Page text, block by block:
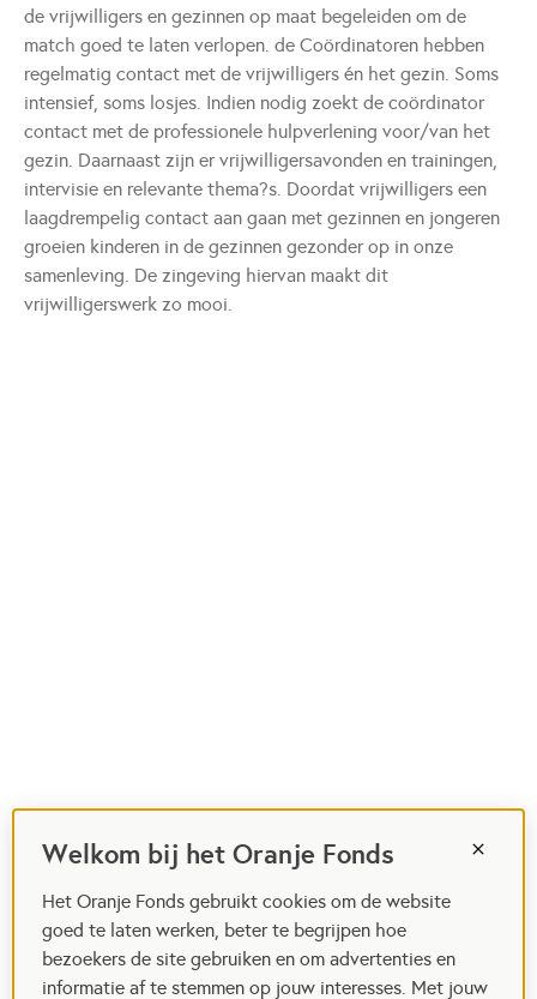
Welkom bij het Oranje Fonds
Het Oranje Fonds gebruikt cookies om de website
goed te laten werken, beter te begrijpen hoe
bezoekers de site gebruiken en om advertenties en
informatie af te stemmen op jouw interesses. Met jouw
de vrijwilligers en gezinnen op maat begeleiden om de
match goed te laten verlopen. de Coördinatoren hebben
regelmatig contact met de vrijwilligers én het gezin. Soms
intensief, soms losjes. Indien nodig zoekt de coördinator
contact met de professionele hulpverlening voor/van het
gezin. Daarnaast zijn er vrijwilligersavonden en trainingen,
intervisie en relevante thema?s. Doordat vrijwilligers een
laagdrempelig contact aan gaan met gezinnen en jongeren
groeien kinderen in de gezinnen gezonder op in onze
samenleving. De zingeving hiervan maakt dit
vrijwilligerswerk zo mooi.